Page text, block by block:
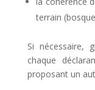
terrain
Si nécessaire,
chaque
proposant un